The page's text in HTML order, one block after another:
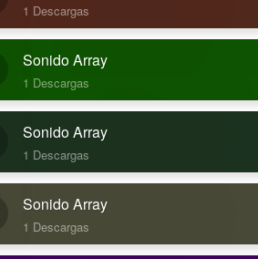
1 Descargas
Sonido Array
1 Descargas
Sonido Array
1 Descargas
Sonido Array
1 Descargas